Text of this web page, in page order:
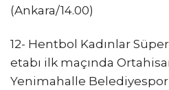
(Ankara/14.00)
12- Hentbol Kadınlar
etabı ilk maçında
Yenimahalle Belediyespor